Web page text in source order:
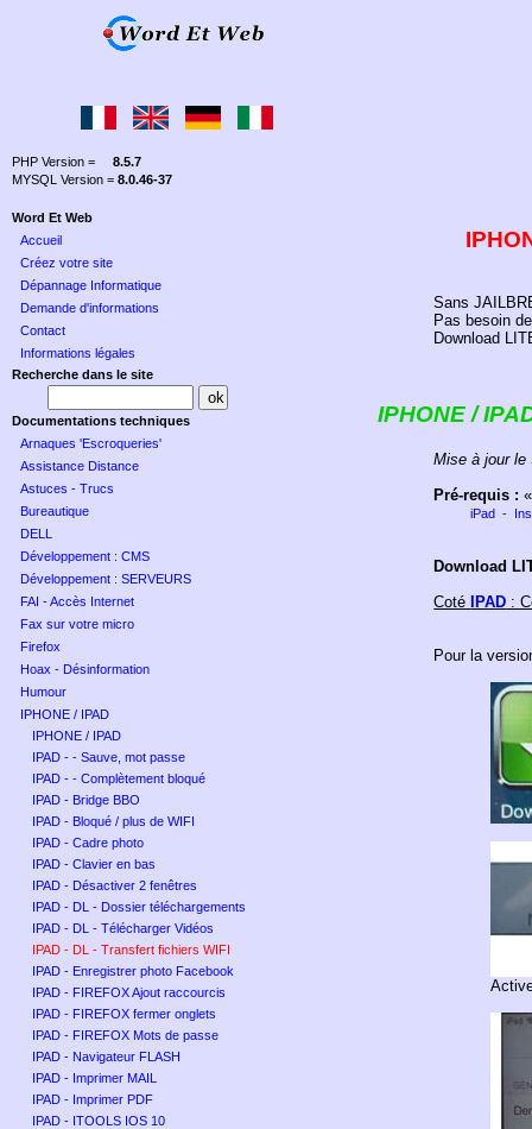
PHP Version = 8.5.7
MYSQL Version = 8.0.46-37
Word Et Web
Accueil
Créez votre site
Dépannage Informatique
Demande d'informations
Contact
Informations légales
Recherche dans le site
Documentations techniques
Arnaques 'Escroqueries'
Assistance Distance
Astuces - Trucs
Bureautique
DELL
Développement : CMS
Développement : SERVEURS
FAI - Accès Internet
Fax sur votre micro
Firefox
Hoax - Désinformation
Humour
IPHONE / IPAD
IPHONE / IPAD
IPAD - - Sauve, mot passe
IPAD - - Complètement bloqué
IPAD - Bridge BBO
IPAD - Bloqué / plus de WIFI
IPAD - Cadre photo
IPAD - Clavier en bas
IPAD - Désactiver 2 fenêtres
IPAD - DL - Dossier téléchargements
IPAD - DL - Télécharger Vidéos
IPAD - DL - Transfert fichiers WIFI
IPAD - Enregistrer photo Facebook
IPAD - FIREFOX Ajout raccourcis
IPAD - FIREFOX fermer onglets
IPAD - FIREFOX Mots de passe
IPAD - Navigateur FLASH
IPAD - Imprimer MAIL
IPAD - Imprimer PDF
IPAD - ITOOLS IOS 10
Sans
Pas besoin
Download
IPHONE /
Mise à jour le
Pré-requis :
iPad -
Download
Coté
IPAD :
Pour la